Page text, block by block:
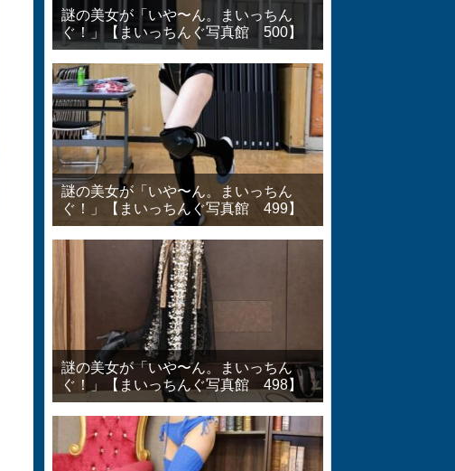
謎の美女が「いや〜ん。まいっちん
ぐ！」【まいっちんぐ写真館 500】
謎の美女が「いや〜ん。まいっちん
ぐ！」【まいっちんぐ写真館 499】
謎の美女が「いや〜ん。まいっちん
ぐ！」【まいっちんぐ写真館 498】